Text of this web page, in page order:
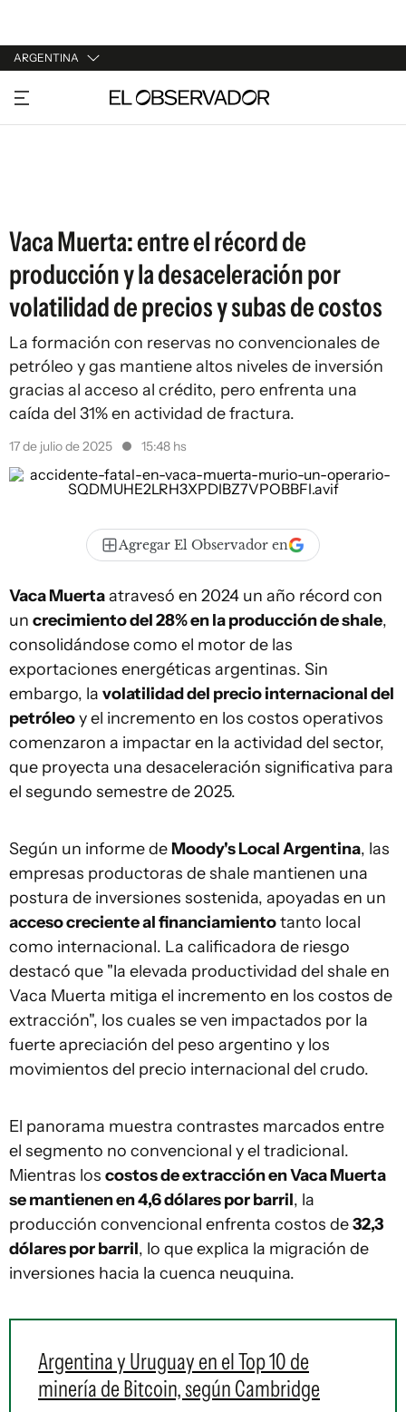
ARGENTINA
URUGUAY
ARGENTINA
Vaca Muerta: entre el récord de
producción y la desaceleración por
volatilidad de precios y subas de costos
La formación con reservas no convencionales de
petróleo y gas mantiene altos niveles de inversión
gracias al acceso al crédito, pero enfrenta una
caída del 31% en actividad de fractura.
17 de julio de 2025 15:48 hs
Agregar El Observador en
Vaca Muertaatravesó en 2024 un año récord con
un crecimiento del 28% en la producción de shale,
consolidándose como el motor de las
exportaciones energéticas argentinas. Sin
embargo, la volatilidad del precio internacional del
petróleoy el incremento en los costos operativos
comenzaron a impactar en la actividad del sector,
que proyecta una desaceleración significativa para
el segundo semestre de 2025.
Según un informe de Moody's Local Argentina, las
empresas productoras de shale mantienen una
postura de inversiones sostenida, apoyadas en un
acceso creciente al financiamientotanto local
como internacional. La calificadora de riesgo
destacó que "la elevada productividad del shale en
Vaca Muerta mitiga el incremento en los costos de
extracción", los cuales se ven impactados por la
fuerte apreciación del peso argentino y los
movimientos del precio internacional del crudo.
El panorama muestra contrastes marcados entre
el segmento no convencional y el tradicional.
Mientras los costos de extracción en Vaca Muerta
se mantienen en 4,6 dólares por barril, la
producción convencional enfrenta costos de32,3
dólares por barril, lo que explica la migración de
inversiones hacia la cuenca neuquina.
Argentina y Uruguay en el Top 10 de
minería de Bitcoin, según Cambridge